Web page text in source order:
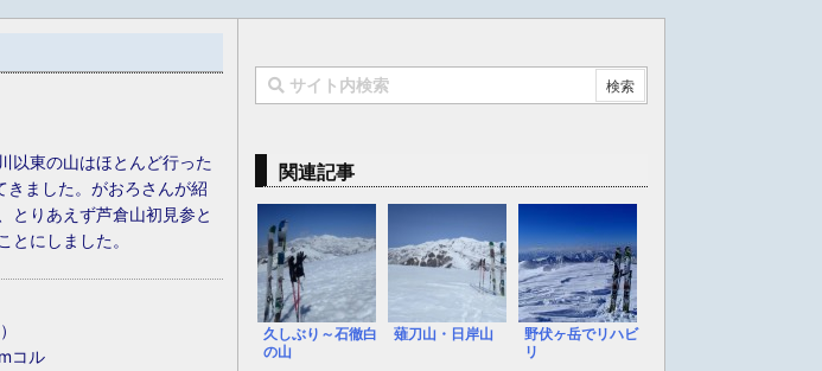
以東の山はほとんど行った
ました。がおろさんが紹
とりあえず芦倉山初見参と
にしました。
コル
関連記事
久しぶり～石徹白
の山
薙刀山・日岸山
野伏ヶ岳でリハビ
リ